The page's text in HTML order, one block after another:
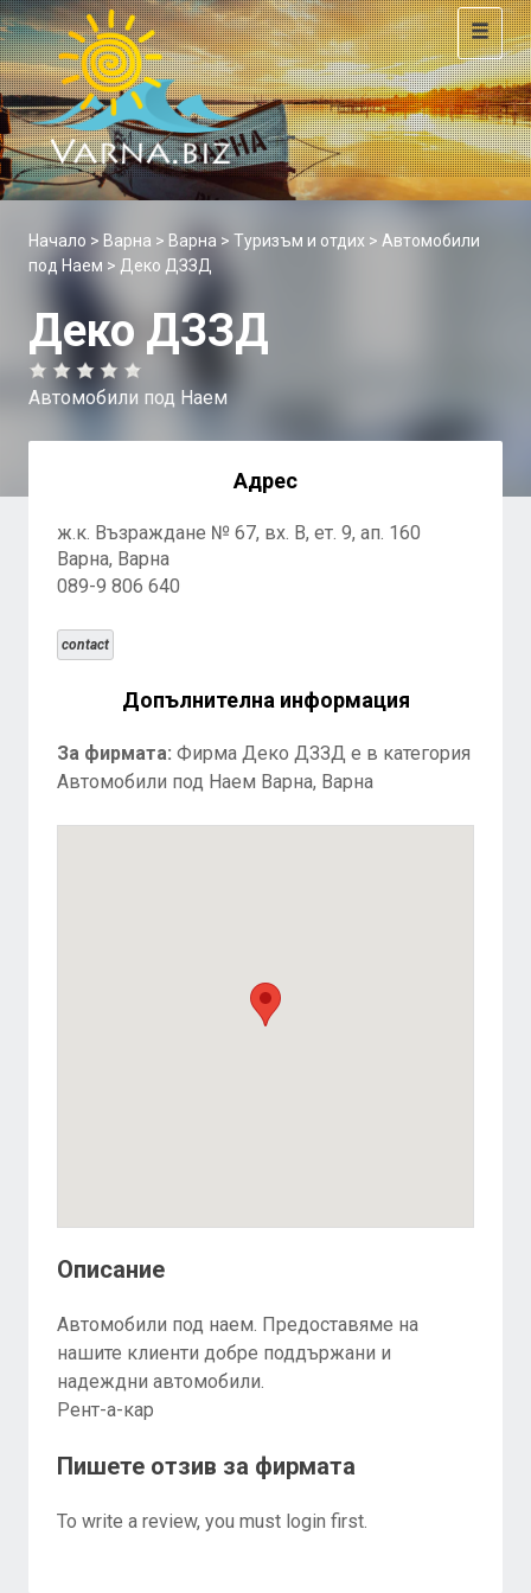
Toggle
Начало > Варна > Варна > Туризъм и отдих > Автомобили
под Наем > Деко ДЗЗД
Деко ДЗЗД
Автомобили под Наем
Адрес
ж.к. Възраждане № 67, вх. В, ет. 9, ап. 160
Варна, Варна
089-9 806 640
contact
Допълнителна информация
За фирмата: Фирма Деко ДЗЗД е в категория
Автомобили под Наем Варна, Варна
Описание
Автомобили под наем. Предоставяме на
нашите клиенти добре поддържани и
надеждни автомобили.
Рент-а-кар
Пишете отзив за фирмата
To write a review, you must login first.